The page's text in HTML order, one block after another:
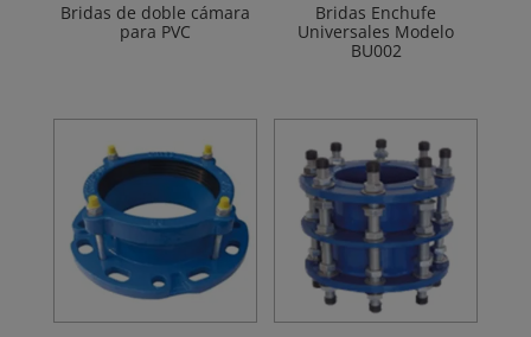
Bridas de doble cámara
para PVC
Bridas Enchufe
Universales Modelo
BU002